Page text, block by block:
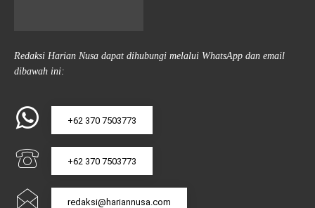
Redaksi Harian Nusa dapat dihubungi melalui WhatsApp dan email
dibawah ini:
+62 370 7503773
+62 370 7503773
redaksi@hariannusa.com